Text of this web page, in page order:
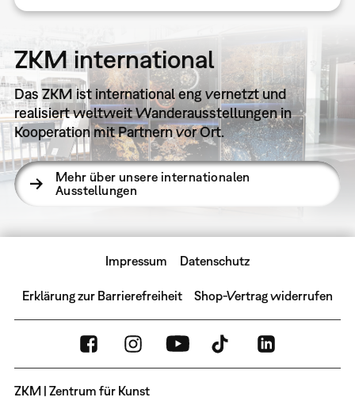
ZKM international
Das ZKM ist international eng vernetzt und
realisiert weltweit Wanderausstellungen in
Kooperation mit Partnern vor Ort.
Mehr über unsere internationalen
Ausstellungen
Impressum Datenschutz
Erklärung zur Barrierefreiheit Shop-Vertrag widerrufen
ZKM | Zentrum für Kunst